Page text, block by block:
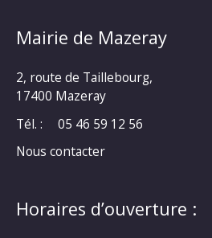
Mairie de Mazeray
2, route de Taillebourg,
17400 Mazeray
Tél. :
05 46 59 12 56
Nous contacter
Horaires d’ouverture :